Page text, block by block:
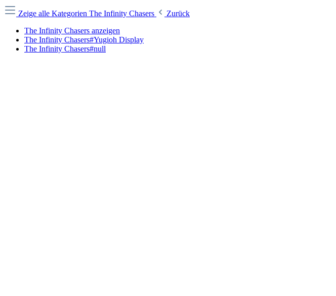
Zeige alle Kategorien The Infinity Chasers
Zurück
The Infinity Chasers anzeigen
The Infinity Chasers#Yugioh Display
The Infinity Chasers#null